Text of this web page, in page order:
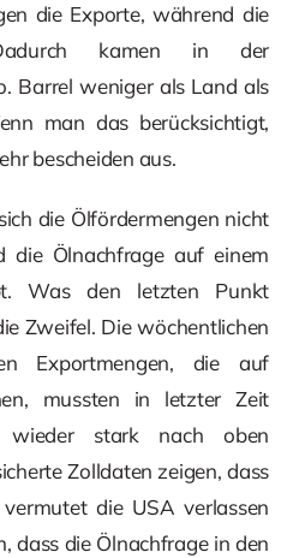
die Exporte, während die
kamen in der
Barrel weniger als Land als
man das berücksichtigt,
bescheiden aus.
die Ölfördermengen nicht
die Ölnachfrage auf einem
Was den letzten Punkt
Zweifel. Die wöchentlichen
Exportmengen, die auf
mussten in letzter Zeit
wieder stark nach oben
Zolldaten zeigen, dass
die USA verlassen
dass die Ölnachfrage in den